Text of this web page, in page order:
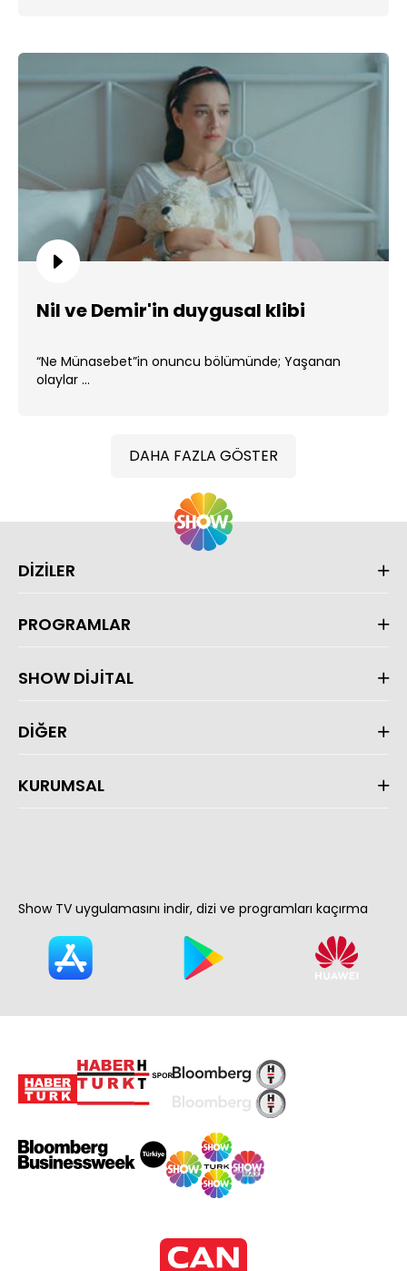
Nil ve Demir'in duygusal klibi
“Ne Münasebet”in onuncu bölümünde; Yaşanan
olaylar ...
DAHA FAZLA GÖSTER
DİZİLER
PROGRAMLAR
SHOW DİJİTAL
DİĞER
KURUMSAL
Show TV uygulamasını indir, dizi ve programları kaçırma